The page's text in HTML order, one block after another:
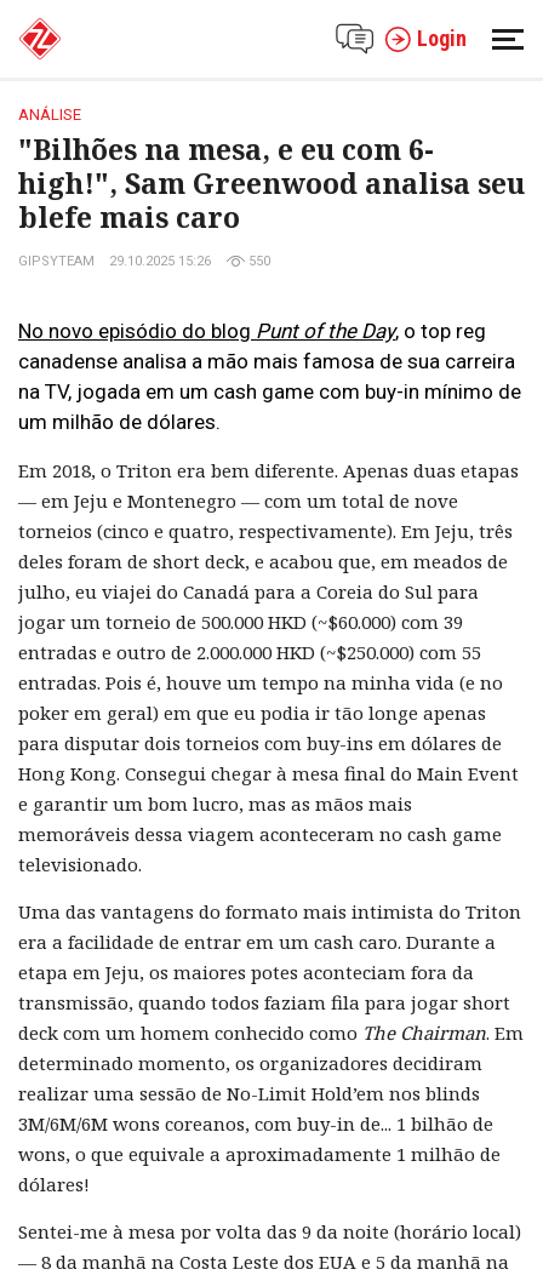
Login
ANÁLISE
"Bilhões na mesa, e eu com 6-
high!", Sam Greenwood analisa seu
blefe mais caro
GIPSYTEAM 29.10.2025 15:26 550
No novo episódio do blog Punt of the Day, o top reg
canadense analisa a mão mais famosa de sua carreira
na TV, jogada em um cash game com buy-in mínimo de
um milhão de dólares.
Em 2018, o Triton era bem diferente. Apenas duas etapas
— em Jeju e Montenegro — com um total de nove
torneios (cinco e quatro, respectivamente). Em Jeju, três
deles foram de short deck, e acabou que, em meados de
julho, eu viajei do Canadá para a Coreia do Sul para
jogar um torneio de 500.000 HKD (~$60.000) com 39
entradas e outro de 2.000.000 HKD (~$250.000) com 55
entradas. Pois é, houve um tempo na minha vida (e no
poker em geral) em que eu podia ir tão longe apenas
para disputar dois torneios com buy-ins em dólares de
Hong Kong. Consegui chegar à mesa final do Main Event
e garantir um bom lucro, mas as mãos mais
memoráveis dessa viagem aconteceram no cash game
televisionado.
Uma das vantagens do formato mais intimista do Triton
era a facilidade de entrar em um cash caro. Durante a
etapa em Jeju, os maiores potes aconteciam fora da
transmissão, quando todos faziam fila para jogar short
deck com um homem conhecido como The Chairman. Em
determinado momento, os organizadores decidiram
realizar uma sessão de No-Limit Hold’em nos blinds
3M/6M/6M wons coreanos, com buy-in de... 1 bilhão de
wons, o que equivale a aproximadamente 1 milhão de
dólares!
Sentei-me à mesa por volta das 9 da noite (horário local)
— 8 da manhã na Costa Leste dos EUA e 5 da manhã na